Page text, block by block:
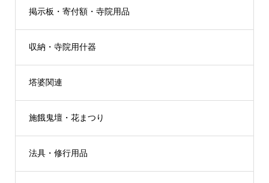
掲示板・寄付額・寺院用品
収納・寺院用什器
塔婆関連
施餓鬼壇・花まつり
法具・修行用品